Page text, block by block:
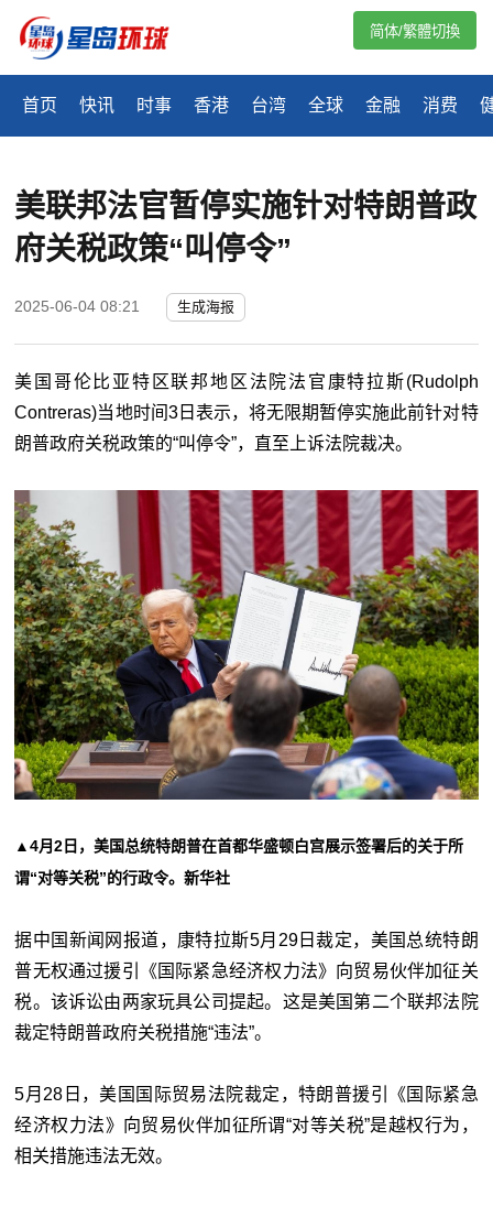
首页 快讯 时事 香港 台湾 全球 金融 消费
简体/繁體切換
美联邦法官暂停实施针对特朗普政
府关税政策“叫停令”
2025-06-04 08:21 生成海报
美国哥伦比亚特区联邦地区法院法官康特拉斯(Rudolph
Contreras)当地时间3日表示，将无限期暂停实施此前针对特
朗普政府关税政策的“叫停令”，直至上诉法院裁决。
▲4月2日，美国总统特朗普在首都华盛顿白宫展示签署后的关于所
谓“对等关税”的行政令。新华社
据中国新闻网报道，康特拉斯5月29日裁定，美国总统特朗
普无权通过援引《国际紧急经济权力法》向贸易伙伴加征关
税。该诉讼由两家玩具公司提起。这是美国第二个联邦法院
裁定特朗普政府关税措施“违法”。
5月28日，美国国际贸易法院裁定，特朗普援引《国际紧急
经济权力法》向贸易伙伴加征所谓“对等关税”是越权行为，
相关措施违法无效。